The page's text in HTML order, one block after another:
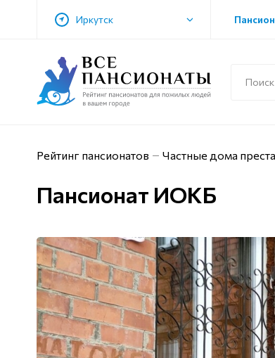
Иркутск
Рейтинг пансионатов Частные дома
Пансионат ИОКБ